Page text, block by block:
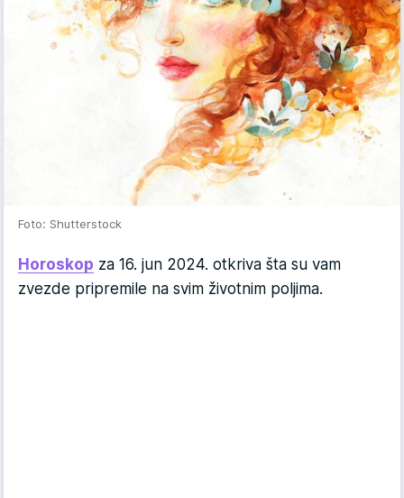
Foto: Shutterstock
Horoskop za 16. jun 2024. otkriva šta su vam
zvezde pripremile na svim životnim poljima.